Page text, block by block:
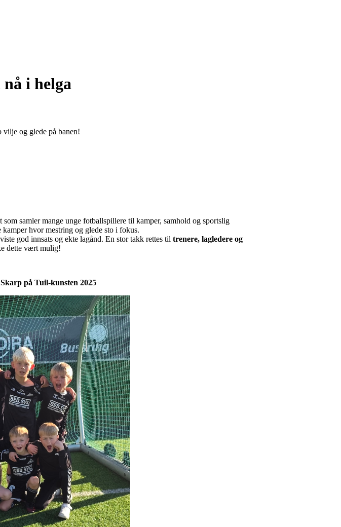
i helga
vilje og glede på banen!
samler mange unge fotballspillere til kamper, samhold og sportslig
hvor mestring og glede sto i fokus.
god innsats og ekte lagånd. En stor takk rettes til trenere, lagledere og
dette vært mulig!
på Tuil-kunsten 2025